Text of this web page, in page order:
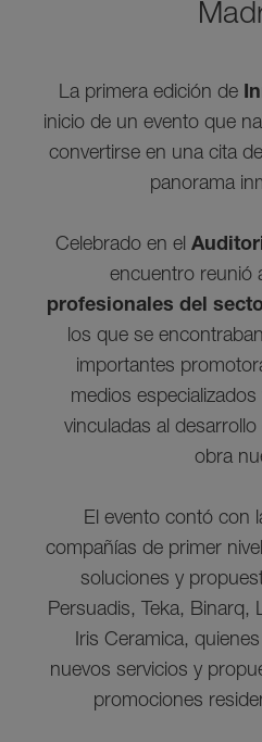
La primera edición de
inicio de un evento que
convertirse en una cita
panorama
Celebrado en el
encuentro reunió
profesionales del
los que se
importantes
medios
vinculadas al
obra
El evento contó con
compañías de primer
soluciones y
Persuadis, Teka, Binarq,
Iris Ceramica,
nuevos servicios y
promociones